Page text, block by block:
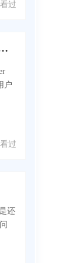
过
？Acer SF314电脑一键安装Win11系统教学
户
过
还